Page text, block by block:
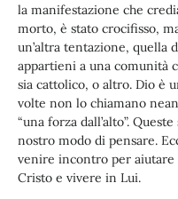
la manifestazione che
morto, è stato crocifisso,
un’altra tentazione, quella
appartieni a una comunità
sia cattolico, o altro. Dio è
volte non lo chiamano
“una forza dall’alto”.
nostro modo di pensare.
venire incontro per
Cristo e vivere in Lui.